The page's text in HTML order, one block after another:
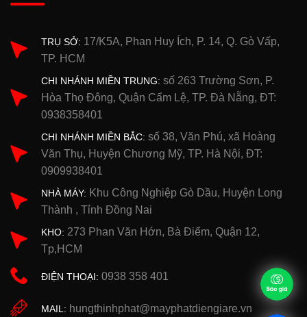
TRỤ SỞ: 17/K5A, Phan Huy Ích, P. 14, Q. Gò Vấp,
TP. HCM
CHI NHÁNH MIỀN TRUNG: số 263 Trường Sơn, P.
Hòa Thọ Đông, Quận Cẩm Lệ, TP. Đà Nẵng, ĐT:
0938358401
CHI NHÁNH MIỀN BẮC: số 38, Văn Phú, xã Hoàng
Văn Thụ, Huyện Chương Mỹ, TP. Hà Nội, ĐT:
0909938401
NHÀ MÁY: Khu Công Nghiệp Gò Dầu, Huyện Long
Thành , Tỉnh Đồng Nai
KHO: 273 Phan Văn Hớn, Bà Điểm, Quận 12,
Tp,HCM
ĐIỆN THOẠI: 0938 358 401
MAIL: hungthinhphat@mayphatdiengiare.vn